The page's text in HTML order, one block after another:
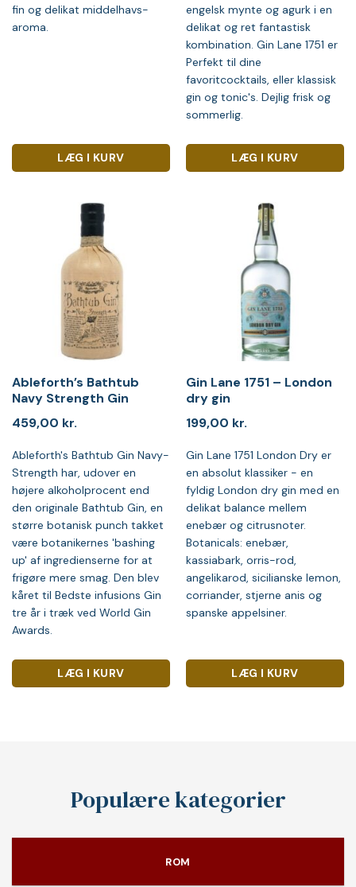
fin og delikat middelhavs-
aroma.
LÆG I KURV
engelsk mynte og agurk i en
delikat og ret fantastisk
kombination. Gin Lane 1751 er
Perfekt til dine
favoritcocktails, eller klassisk
gin og tonic's. Dejlig frisk og
sommerlig.
LÆG I KURV
Ableforth’s Bathtub
Navy Strength Gin
459,00 kr.
Ableforth's Bathtub Gin Navy-
Strength har, udover en
højere alkoholprocent end
den originale Bathtub Gin, en
større botanisk punch takket
være botanikernes 'bashing
up' af ingredienserne for at
frigøre mere smag. Den blev
kåret til Bedste infusions Gin
tre år i træk ved World Gin
Awards.
LÆG I KURV
Gin Lane 1751 – London
dry gin
199,00 kr.
Gin Lane 1751 London Dry er
en absolut klassiker - en
fyldig London dry gin med en
delikat balance mellem
enebær og citrusnoter.
Botanicals: enebær,
kassiabark, orris-rod,
angelikarod, sicilianske lemon,
corriander, stjerne anis og
spanske appelsiner.
LÆG I KURV
Populære kategorier
ROM